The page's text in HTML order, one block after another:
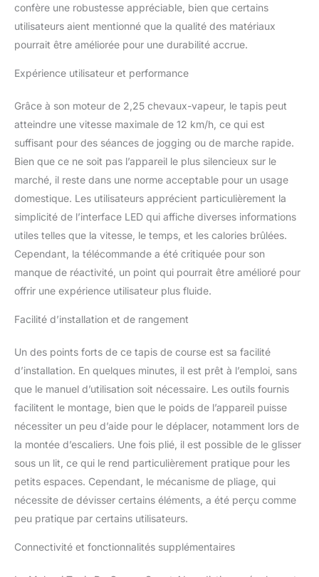
confère une robustesse appréciable, bien que certains
utilisateurs aient mentionné que la qualité des matériaux
pourrait être améliorée pour une durabilité accrue.
Expérience utilisateur et performance
Grâce à son moteur de 2,25 chevaux-vapeur, le tapis peut
atteindre une vitesse maximale de 12 km/h, ce qui est
suffisant pour des séances de jogging ou de marche rapide.
Bien que ce ne soit pas l’appareil le plus silencieux sur le
marché, il reste dans une norme acceptable pour un usage
domestique. Les utilisateurs apprécient particulièrement la
simplicité de l’interface LED qui affiche diverses informations
utiles telles que la vitesse, le temps, et les calories brûlées.
Cependant, la télécommande a été critiquée pour son
manque de réactivité, un point qui pourrait être amélioré pour
offrir une expérience utilisateur plus fluide.
Facilité d’installation et de rangement
Un des points forts de ce tapis de course est sa facilité
d’installation. En quelques minutes, il est prêt à l’emploi, sans
que le manuel d’utilisation soit nécessaire. Les outils fournis
facilitent le montage, bien que le poids de l’appareil puisse
nécessiter un peu d’aide pour le déplacer, notamment lors de
la montée d’escaliers. Une fois plié, il est possible de le glisser
sous un lit, ce qui le rend particulièrement pratique pour les
petits espaces. Cependant, le mécanisme de pliage, qui
nécessite de dévisser certains éléments, a été perçu comme
peu pratique par certains utilisateurs.
Connectivité et fonctionnalités supplémentaires